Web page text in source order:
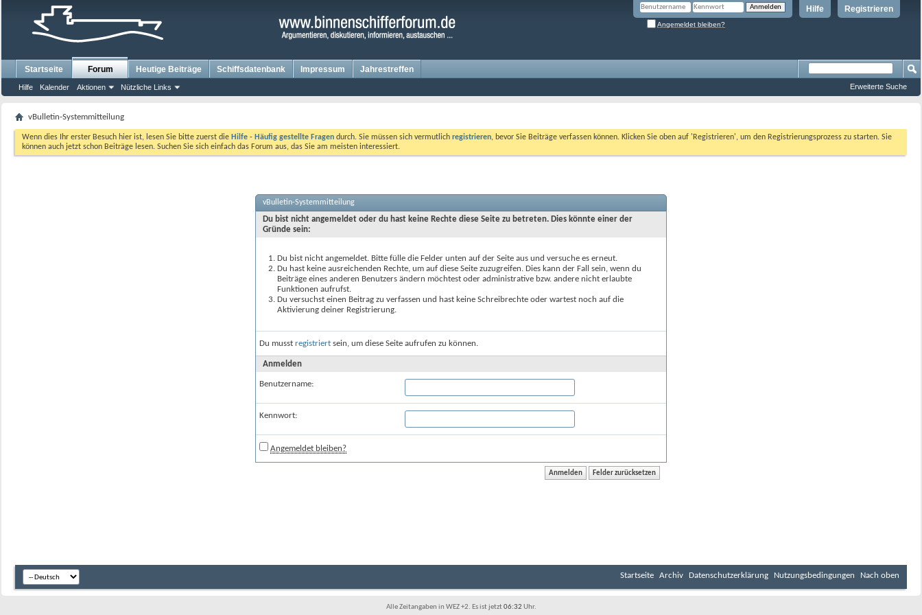
Registrieren
Hilfe
Angemeldet bleiben?
Startseite Forum
Hilfe Kalender Aktionen Nützliche Links
Heutige Beiträge Schiffsdatenbank Impressum Jahrestreffen
Erweiterte Suche
vBulletin-Systemmitteilung
Wenn dies Ihr erster Besuch hier ist, lesen Sie bitte zuerst die Hilfe - Häufig gestellte Fragen durch. Sie müssen sich vermutlich registrieren, bevor Sie Beiträge verfassen können. Klicken Sie oben auf 'Registrieren', um den Registrierungsprozess zu starten. Sie
können auch jetzt schon Beiträge lesen. Suchen Sie sich einfach das Forum aus, das Sie am meisten interessiert.
vBulletin-Systemmitteilung
Du bist nicht angemeldet oder du hast keine Rechte diese Seite zu betreten. Dies könnte einer der
Gründe sein:
Du bist nicht angemeldet. Bitte fülle die Felder unten auf der Seite aus und versuche es erneut.
Du hast keine ausreichenden Rechte, um auf diese Seite zuzugreifen. Dies kann der Fall sein, wenn du
Beiträge eines anderen Benutzers ändern möchtest oder administrative bzw. andere nicht erlaubte
Funktionen aufrufst.
Du versuchst einen Beitrag zu verfassen und hast keine Schreibrechte oder wartest noch auf die
Aktivierung deiner Registrierung.
Du musst registriert sein, um diese Seite aufrufen zu können.
Anmelden
Benutzername:
Kennwort:
Angemeldet bleiben?
Startseite Archiv Datenschutzerklärung Nutzungsbedingungen Nach oben
Alle Zeitangaben in WEZ +2. Es ist jetzt06:32 Uhr.